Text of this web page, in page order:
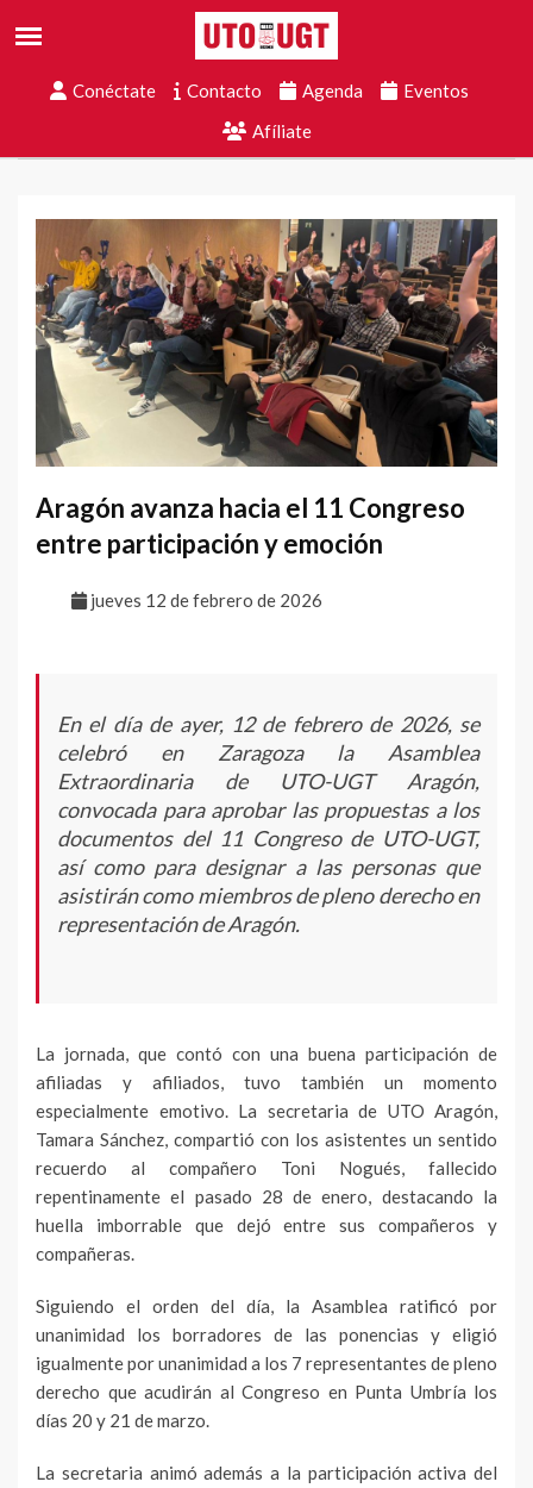
Conéctate Contacto Agenda
Eventos
Afíliate
Aragón avanza hacia el 11 Congreso
entre participación y emoción
jueves 12 de febrero de 2026
En el día de ayer, 12 de febrero de 2026, se
celebró en Zaragoza la Asamblea
Extraordinaria de UTO-UGT Aragón,
convocada para aprobar las propuestas a los
documentos del 11 Congreso de UTO-UGT,
así como para designar a las personas que
asistirán como miembros de pleno derecho en
representación de Aragón.
La jornada, que contó con una buena participación de
afiliadas y afiliados, tuvo también un momento
especialmente emotivo. La secretaria de UTO Aragón,
Tamara Sánchez, compartió con los asistentes un sentido
recuerdo al compañero Toni Nogués, fallecido
repentinamente el pasado 28 de enero, destacando la
huella imborrable que dejó entre sus compañeros y
compañeras.
Siguiendo el orden del día, la Asamblea ratificó por
unanimidad los borradores de las ponencias y eligió
igualmente por unanimidad a los 7 representantes de pleno
derecho que acudirán al Congreso en Punta Umbría los
días 20 y 21 de marzo.
La secretaria animó además a la participación activa del